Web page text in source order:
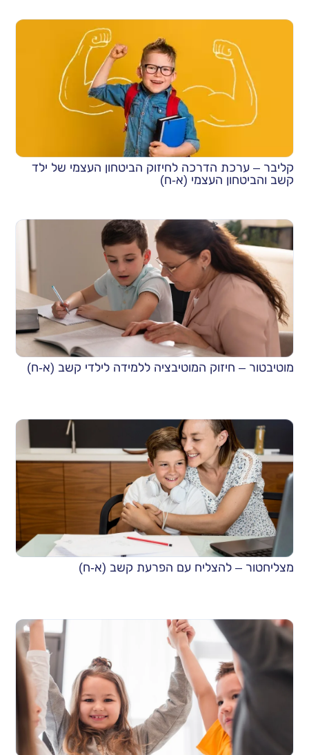
קליבר – ערכת הדרכה לחיזוק הביטחון העצמי של ילד
קשב והביטחון העצמי (א-ח)
מוטיבטור – חיזוק המוטיבציה ללמידה לילדי קשב (א-ח)
מצליחטור – להצליח עם הפרעת קשב (א-ח)